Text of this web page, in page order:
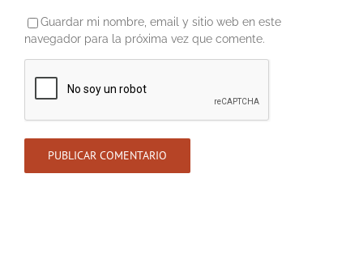
Guardar mi nombre, email y sitio web en este
navegador para la próxima vez que comente.